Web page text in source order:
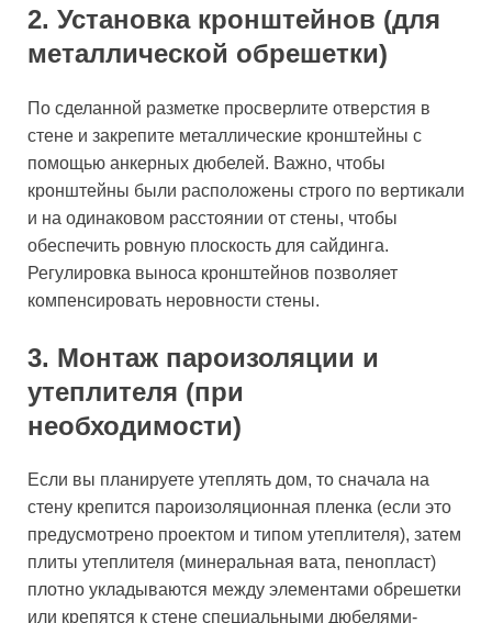
2. Установка кронштейнов (для
металлической обрешетки)
По сделанной разметке просверлите отверстия в
стене и закрепите металлические кронштейны с
помощью анкерных дюбелей. Важно, чтобы
кронштейны были расположены строго по вертикали
и на одинаковом расстоянии от стены, чтобы
обеспечить ровную плоскость для сайдинга.
Регулировка выноса кронштейнов позволяет
компенсировать неровности стены.
3. Монтаж пароизоляции и
утеплителя (при
необходимости)
Если вы планируете утеплять дом, то сначала на
стену крепится пароизоляционная пленка (если это
предусмотрено проектом и типом утеплителя), затем
плиты утеплителя (минеральная вата, пенопласт)
плотно укладываются между элементами обрешетки
или крепятся к стене специальными дюбелями-